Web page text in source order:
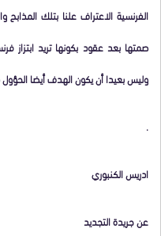
الفرنسية الاعتراف علنا بتلك
صمتها بعد عقود بكونها تريد ابتزاز
وليس بعيدا أن يكون الهدف أيضا
.
ادريس الكنبوري
عن جريدة التجديد